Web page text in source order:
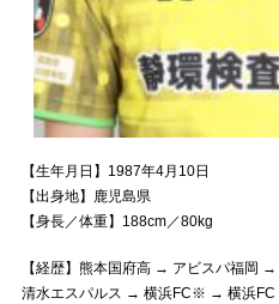
【生年月日】1987年4月10日
【出身地】鹿児島県
【身長／体重】188cm／80kg
【経歴】熊本国府高 → アビスパ福岡
清水エスパルス → 横浜FC※ → 横浜